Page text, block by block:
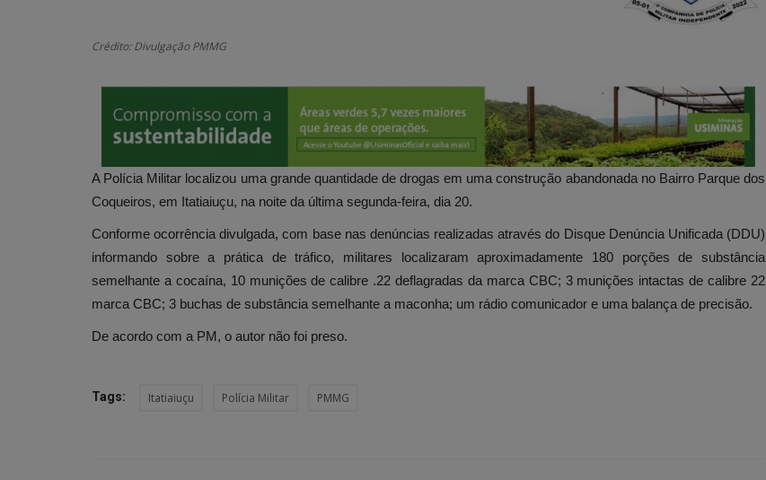
Crédito: Divulgação PMMG
A Polícia Militar localizou uma grande quantidade de drogas em uma construção abandonada no Bairro Parque dos
Coqueiros, em Itatiaiuçu, na noite da última segunda-feira, dia 20.
Conforme ocorrência divulgada, com base nas denúncias realizadas através do Disque Denúncia Unificada (DDU)
informando sobre a prática de tráfico, militares localizaram aproximadamente 180 porções de substância
semelhante a cocaína, 10 munições de calibre .22 deflagradas da marca CBC; 3 munições intactas de calibre 22
marca CBC; 3 buchas de substância semelhante a maconha; um rádio comunicador e uma balança de precisão.
De acordo com a PM, o autor não foi preso.
Tags: Itatiaiuçu Polícia Militar PMMG